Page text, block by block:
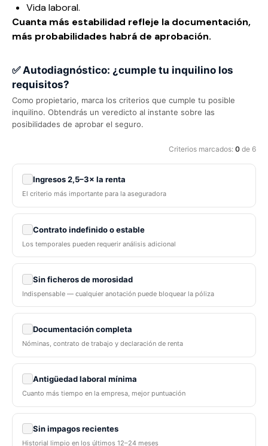
Vida laboral.
Cuanta más estabilidad refleje la documentación,
más probabilidades habrá de aprobación.
✅ Autodiagnóstico: ¿cumple tu inquilino los
requisitos?
Como propietario, marca los criterios que cumple tu posible
inquilino. Obtendrás un veredicto al instante sobre las
posibilidades de aprobar el seguro.
Criterios marcados: 0 de 6
Ingresos 2,5–3× la renta
El criterio más importante para la aseguradora
Contrato indefinido o estable
Los temporales pueden requerir análisis adicional
Sin ficheros de morosidad
Indispensable — cualquier anotación puede bloquear la póliza
Documentación completa
Nóminas, contrato de trabajo y declaración de renta
Antigüedad laboral mínima
Cuanto más tiempo en la empresa, mejor puntuación
Sin impagos recientes
Historial limpio en los últimos 12–24 meses